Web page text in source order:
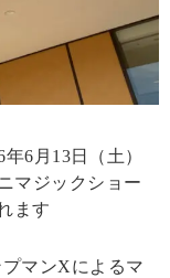
6月13日（土）
マジックショー
ます
マンXによるマ